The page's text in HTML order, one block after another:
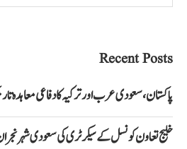
Recent Posts
پاکستان، سعودی عرب اور ترکیہ کا دفاعی معاہدہ
خلیج تعاون کونسل کے سیکرٹری کی سعودی شہر